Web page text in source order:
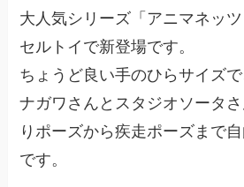
大人気シリーズ「アニマネッ
セルトイで新登場です。
ちょうど良い手のひらサイズ
ナガワさんとスタジオソータ
りポーズから疾走ポーズまで
です。